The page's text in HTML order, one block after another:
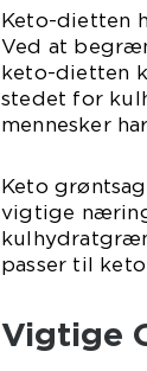
Keto-dietten
Ved at
keto-dietten
stedet for
mennesker
Keto
vigtige
passer til
Vigtige